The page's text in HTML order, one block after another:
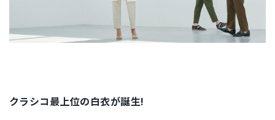
クラシコ最上位の白衣が誕生!